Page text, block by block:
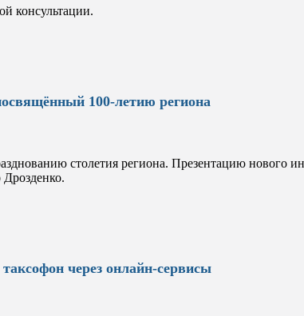
консультации.
100-летию региона
столетия региона. Презентацию нового
через онлайн-сервисы